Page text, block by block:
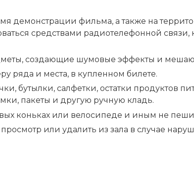
демонстрации фильма, а также на
средствами радиотелефонной
создающие шумовые эффекты и
ряда и места, в купленном билете.
бутылки, салфетки, остатки продуктов
пакеты и другую ручную кладь.
коньках или велосипеде и иным не
или удалить из зала в случае